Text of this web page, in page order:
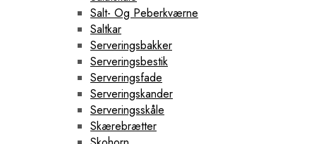
Salt- Og Peberkværne
Saltkar
Serveringsbakker
Serveringsbestik
Serveringsfade
Serveringskander
Serveringsskåle
Skærebrætter